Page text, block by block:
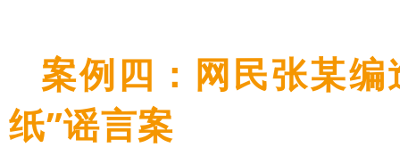
案例四：网民张某
纸”谣言案